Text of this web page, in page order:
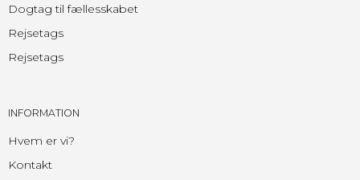
Dogtag til fællesskabet
Rejsetags
Rejsetags
INFORMATION
Hvem er vi?
Kontakt